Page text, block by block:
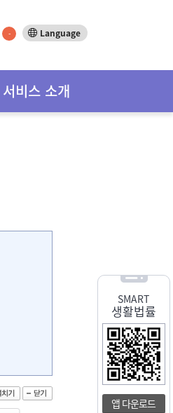
- Language
서비스 소개
SMART
생활법률
앱 다운로드